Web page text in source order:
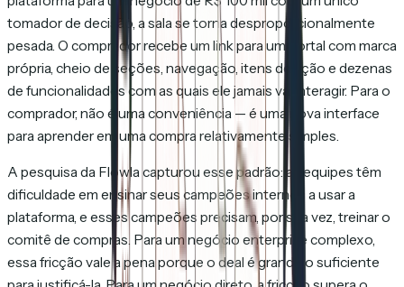
tomador de decisão, a sala se torna desproporcionalmente
pesada. O comprador recebe um link para um portal com marca
própria, cheio de seções, navegação, itens de ação e dezenas
de funcionalidades com as quais ele jamais vai interagir. Para o
comprador, não é uma conveniência — é uma nova interface
para aprender em uma compra relativamente simples.
A pesquisa da Flowla capturou esse padrão: as equipes têm
dificuldade em ensinar seus campeões internos a usar a
plataforma, e esses campeões precisam, por sua vez, treinar o
comitê de compras. Para um negócio enterprise complexo,
essa fricção vale a pena porque o deal é grande o suficiente